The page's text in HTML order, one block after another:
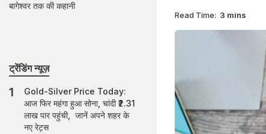
Read Time: 3 mins
बागेश्‍वर तक की कहानी
ट्रेंडिंग न्यूज़
Gold-Silver Price Today:
आज फिर महंगा हुआ सोना, चांदी ₹2.31
लाख पार पहुंची, जानें अपने शहर के
नए रेट्स